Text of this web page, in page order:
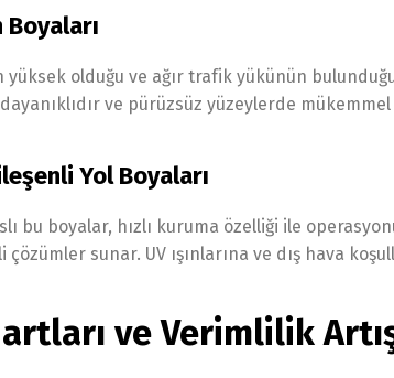
yüksek olduğu ve ağır trafik yükünün
ve pürüzsüz yüzeylerde
Yol Boyaları
bu boyalar, hızlı kuruma özelliği ile
sunar. UV ışınlarına ve dış hava
ve Verimlilik